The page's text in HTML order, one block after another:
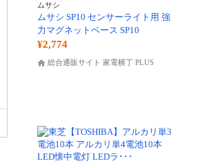
ムサシ
ムサシ SP10 センサーライト用 強
力マグネットベース SP10
¥2,774
総合通販サイト 家電横丁 PLUS